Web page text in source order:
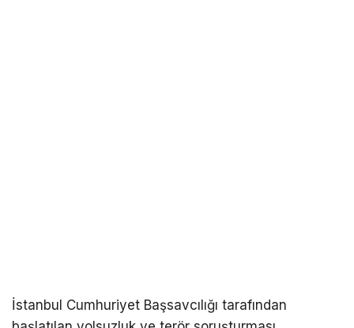
İstanbul Cumhuriyet Başsavcılığı tarafından